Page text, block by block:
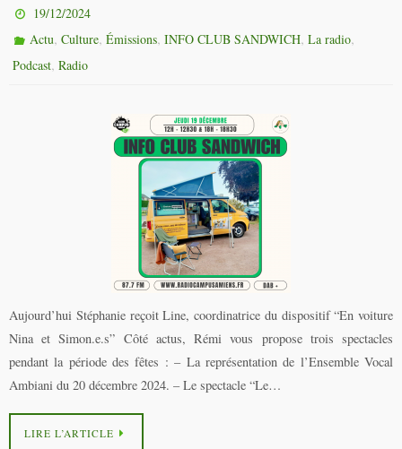
19/12/2024
Actu,Culture,Émissions,INFO CLUB SANDWICH,La radio,
Podcast, Radio
Aujourd’hui Stéphanie reçoit Line, coordinatrice du dispositif “En voiture
Nina et Simon.e.s” Côté actus, Rémi vous propose trois spectacles
pendant la période des fêtes : – La représentation de l’Ensemble Vocal
Ambiani du 20 décembre 2024. – Le spectacle “Le…
LIRE L’ARTICLE